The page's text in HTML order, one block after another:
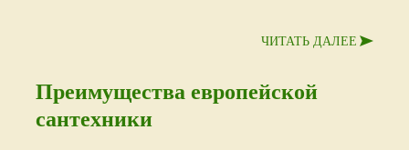
ЧИТАТЬ ДАЛЕЕ
Преимущества европейской
сантехники